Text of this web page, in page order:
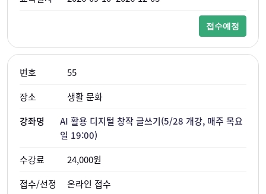
접수예정
55
생활 문화
AI 활용 디지털 창작 글쓰기(5/28 개강, 매주 목요
일 19:00)
24,000원
온라인 접수